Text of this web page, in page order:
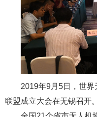
2019年9月5日，世
联盟成立大会在无锡召开。